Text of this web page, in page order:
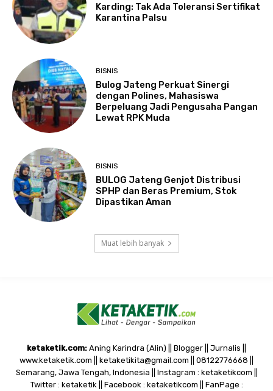
Karding: Tak Ada Toleransi Sertifikat
Karantina Palsu
BISNIS
Bulog Jateng Perkuat Sinergi
dengan Polines, Mahasiswa
Berpeluang Jadi Pengusaha Pangan
Lewat RPK Muda
BISNIS
BULOG Jateng Genjot Distribusi
SPHP dan Beras Premium, Stok
Dipastikan Aman
Muat lebih banyak
ketaketik.com: Aning Karindra (Alin) || Blogger || Jurnalis ||
www.ketaketik.com || ketaketikita@gmail.com || 08122776668 ||
Semarang, Jawa Tengah, Indonesia || Instagram : ketaketikcom ||
Twitter : ketaketik || Facebook : ketaketikcom || FanPage :